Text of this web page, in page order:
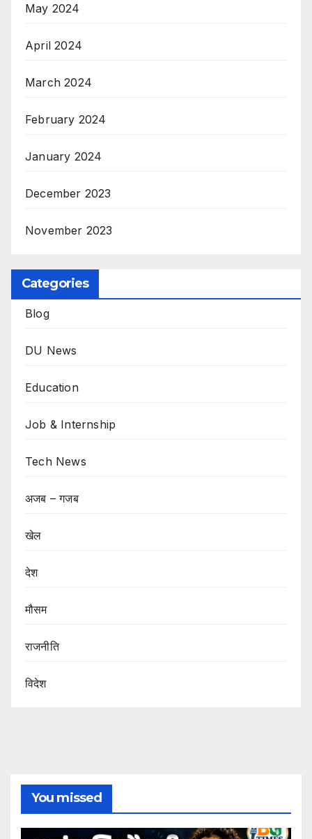
May 2024
April 2024
March 2024
February 2024
January 2024
December 2023
November 2023
Categories
Blog
DU News
Education
Job & Internship
Tech News
अजब – गजब
खेल
देश
मौसम
राजनीति
विदेश
You missed